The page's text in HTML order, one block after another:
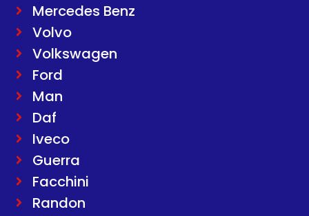
Mercedes Benz
Volvo
Volkswagen
Ford
Man
Daf
Iveco
Guerra
Facchini
Randon